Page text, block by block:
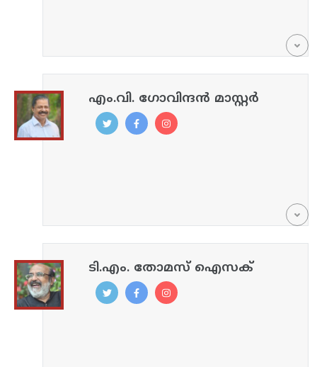
എം.വി. ഗോവിന്ദൻ മാസ്റ്റർ
ടി.എം. തോമസ് ഐസക്